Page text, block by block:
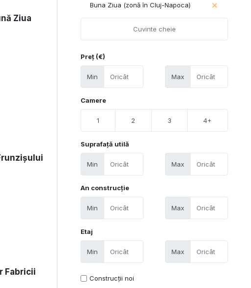
Ziua
Fabricii
Buna Ziua (zonă în Cluj-Napoca)
Preț (€)
Min Max
Camere
1 2 3 4+
Suprafață utilă
Min Max
An construcție
Min Max
Etaj
Min Max
Construcții noi